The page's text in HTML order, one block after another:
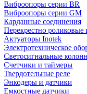
Виброопоры серии BR
Виброопоры серии GM
Карданные соединения
Перекрестно
Актуаторы Inotek
Электротехническое
Светосигнальные
Счетчики и таймеры
Твердотельные реле
Энкодеры и датчики
Емкостные датчики